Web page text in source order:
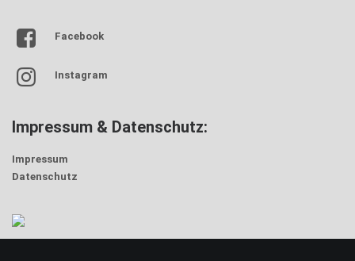
Facebook
Instagram
Impressum & Datenschutz:
Impressum
Datenschutz